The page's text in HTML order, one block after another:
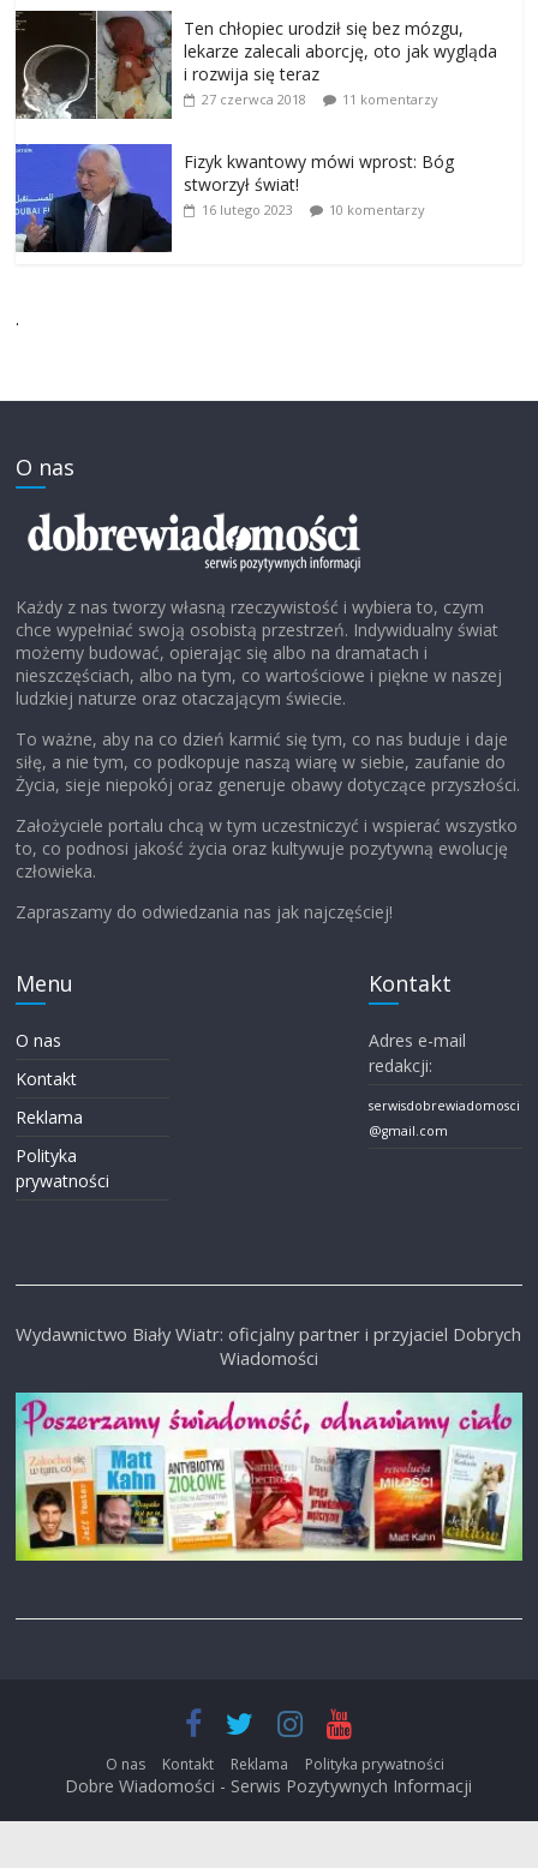
Ten chłopiec urodził się bez mózgu,
lekarze zalecali aborcję, oto jak wygląda
i rozwija się teraz
27 czerwca 2018 11 komentarzy
Fizyk kwantowy mówi wprost: Bóg
stworzył świat!
16 lutego 2023 10 komentarzy
.
O nas
Każdy z nas tworzy własną rzeczywistość i wybiera to, czym
chce wypełniać swoją osobistą przestrzeń. Indywidualny świat
możemy budować, opierając się albo na dramatach i
nieszczęściach, albo na tym, co wartościowe i piękne w naszej
ludzkiej naturze oraz otaczającym świecie.
To ważne, aby na co dzień karmić się tym, co nas buduje i daje
siłę, a nie tym, co podkopuje naszą wiarę w siebie, zaufanie do
Życia, sieje niepokój oraz generuje obawy dotyczące przyszłości.
Założyciele portalu chcą w tym uczestniczyć i wspierać wszystko
to, co podnosi jakość życia oraz kultywuje pozytywną ewolucję
człowieka.
Zapraszamy do odwiedzania nas jak najczęściej!
Menu
O nas
Kontakt
Reklama
Polityka
prywatności
Kontakt
Adres e-mail
redakcji:
serwisdobrewiadomosci
@gmail.com
Wydawnictwo Biały Wiatr: oficjalny partner i przyjaciel Dobrych
Wiadomości
O nas Kontakt Reklama Polityka prywatności
Dobre Wiadomości - Serwis Pozytywnych Informacji